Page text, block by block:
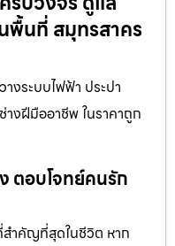
พื้นที่ สมุทรสาคร
งระบบไฟฟ้า ประปา
งฝีมืออาชีพ ในราคาถูก
ตอบโจทย์คนรัก
ำคัญที่สุดในชีวิต หาก